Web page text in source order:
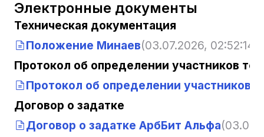
Электронные документы
Техническая документация
Положение Минаев(03.07.2026, 02:52:14)
Протокол об определении участников
Протокол об определении участников
Договор о задатке
Договор о задатке АрбБит Альфа